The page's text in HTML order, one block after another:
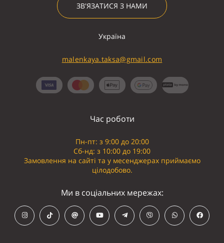
ЗВ'ЯЗАТИСЯ З НАМИ
Україна
malenkaya.taksa@gmail.com
Час роботи
Пн-пт: з 9:00 до 20:00
Сб-нд: з 10:00 до 19:00
Замовлення на сайті та у месенджерах приймаємо
цілодобово.
Ми в соціальних мережах: